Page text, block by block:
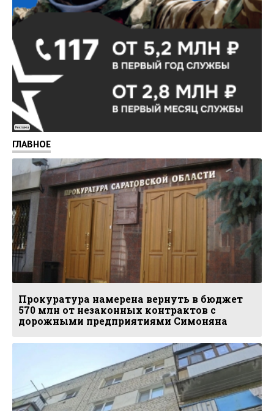
Реклама
ГЛАВНОЕ
Прокуратура намерена вернуть в бюджет
570 млн от незаконных контрактов с
дорожными предприятиями Симоняна